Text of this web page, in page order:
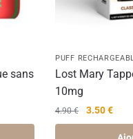
sans
PUFF
Lost Mary
10mg
4.90€
Le
prix
3.50€Le
prix